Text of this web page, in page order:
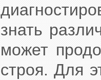
знать
может
строя. Для